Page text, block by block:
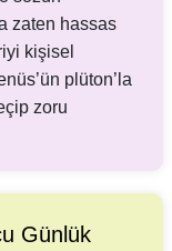
zaten hassas
kişisel
plüton’la
zoru
Günlük